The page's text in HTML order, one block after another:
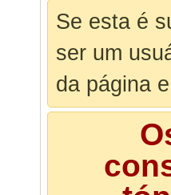
Se esta é
ser um
da página